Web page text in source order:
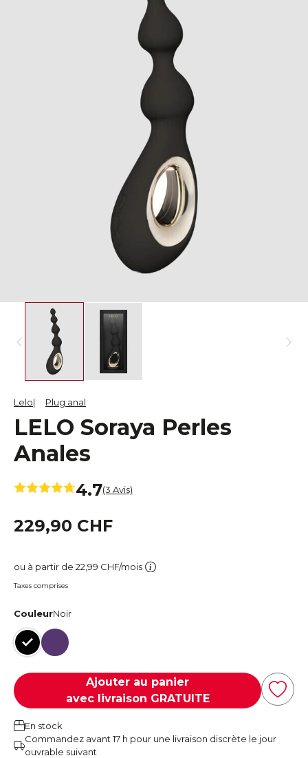
Lelo Plug anal
LELO Soraya Perles
Anales
4.7(3 Avis)
229,90 CHF
ou à partir de 22,99 CHF/mois
Taxes comprises
CouleurNoir
Noir Violet
Ajouter au panier
avec livraison GRATUITE
En stock
Commandez avant 17 h pour une livraison discrète le jour
ouvrable suivant